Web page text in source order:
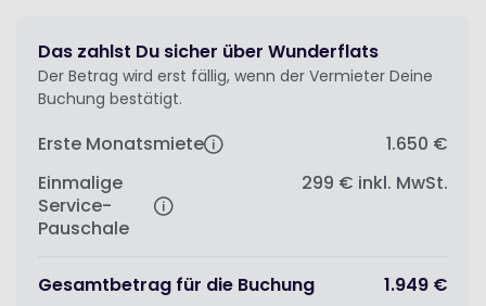
Das zahlst Du sicher über Wunderflats
Der Betrag wird erst fällig, wenn der Vermieter Deine
Buchung bestätigt.
Erste Monatsmiete
1.650 €
Einmalige
Service-
Pauschale
299 € inkl. MwSt.
Gesamtbetrag für die Buchung 1.949 €